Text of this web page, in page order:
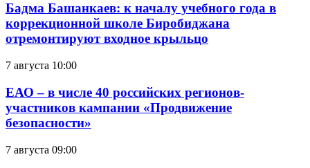
Бадма Башанкаев: к началу учебного года в
коррекционной школе Биробиджана
отремонтируют входное крыльцо
7 августа 10:00
ЕАО – в числе 40 российских регионов-
участников кампании «Продвижение
безопасности»
7 августа 09:00